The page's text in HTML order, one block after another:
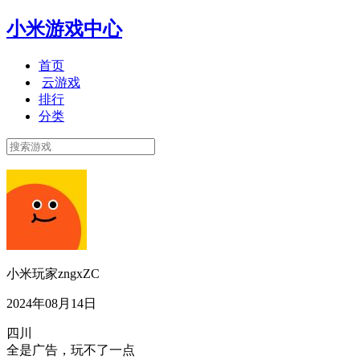
小米游戏中心
首页
云游戏
排行
分类
小米玩家zngxZC
2024年08月14日
四川
全是广告，玩不了一点